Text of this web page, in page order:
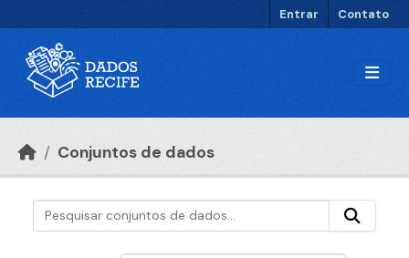
Entrar Contato
Conjuntos de dados